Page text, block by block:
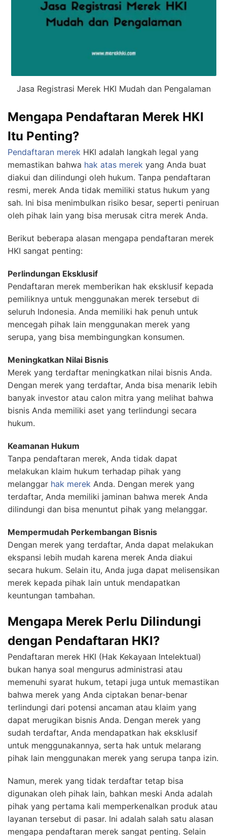
Jasa Registrasi Merek HKI Mudah dan Pengalaman
Mengapa Pendaftaran Merek HKI
Itu Penting?
Pendaftaran merek HKI adalah langkah legal yang
memastikan bahwa hak atas merek yang Anda buat
diakui dan dilindungi oleh hukum. Tanpa pendaftaran
resmi, merek Anda tidak memiliki status hukum yang
sah. Ini bisa menimbulkan risiko besar, seperti peniruan
oleh pihak lain yang bisa merusak citra merek Anda.
Berikut beberapa alasan mengapa pendaftaran merek
HKI sangat penting:
Perlindungan Eksklusif
Pendaftaran merek memberikan hak eksklusif kepada
pemiliknya untuk menggunakan merek tersebut di
seluruh Indonesia. Anda memiliki hak penuh untuk
mencegah pihak lain menggunakan merek yang
serupa, yang bisa membingungkan konsumen.
Meningkatkan Nilai Bisnis
Merek yang terdaftar meningkatkan nilai bisnis Anda.
Dengan merek yang terdaftar, Anda bisa menarik lebih
banyak investor atau calon mitra yang melihat bahwa
bisnis Anda memiliki aset yang terlindungi secara
hukum.
Keamanan Hukum
Tanpa pendaftaran merek, Anda tidak dapat
melakukan klaim hukum terhadap pihak yang
melanggar hak merek Anda. Dengan merek yang
terdaftar, Anda memiliki jaminan bahwa merek Anda
dilindungi dan bisa menuntut pihak yang melanggar.
Mempermudah Perkembangan Bisnis
Dengan merek yang terdaftar, Anda dapat melakukan
ekspansi lebih mudah karena merek Anda diakui
secara hukum. Selain itu, Anda juga dapat melisensikan
merek kepada pihak lain untuk mendapatkan
keuntungan tambahan.
Mengapa Merek Perlu Dilindungi
dengan Pendaftaran HKI?
Pendaftaran merek HKI (Hak Kekayaan Intelektual)
bukan hanya soal mengurus administrasi atau
memenuhi syarat hukum, tetapi juga untuk memastikan
bahwa merek yang Anda ciptakan benar-benar
terlindungi dari potensi ancaman atau klaim yang
dapat merugikan bisnis Anda. Dengan merek yang
sudah terdaftar, Anda mendapatkan hak eksklusif
untuk menggunakannya, serta hak untuk melarang
pihak lain menggunakan merek yang serupa tanpa izin.
Namun, merek yang tidak terdaftar tetap bisa
digunakan oleh pihak lain, bahkan meski Anda adalah
pihak yang pertama kali memperkenalkan produk atau
layanan tersebut di pasar. Ini adalah salah satu alasan
mengapa pendaftaran merek sangat penting. Selain